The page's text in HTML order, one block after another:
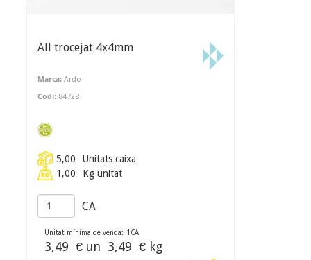
All trocejat 4x4mm
Marca: Ardo
Codi: 84728
5,00
Unitats caixa
1,00
Kg unitat
CA
Unitat mínima de venda: 1 CA
3,49 € un 3,49 € kg